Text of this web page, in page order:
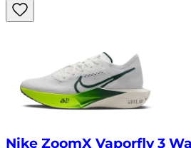
Nike ZoomX Vaporfly 3